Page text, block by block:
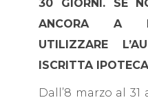
30 GIORNI. SE
ANCORA A
UTILIZZARE
ISCRITTA
Dall’8 marzo al